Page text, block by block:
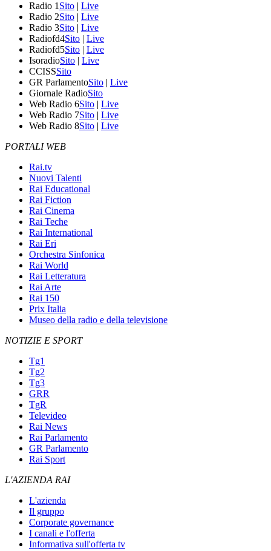
Radio 1 Sito | Live
Radio 2Sito | Live
Radio 3Sito | Live
Radiofd4Sito | Live
Radiofd5Sito | Live
IsoradioSito | Live
CCISSSito
GR ParlamentoSito | Live
Giornale RadioSito
Web Radio 6Sito | Live
Web Radio 7Sito | Live
Web Radio 8Sito | Live
PORTALI WEB
Rai.tv
Nuovi Talenti
Rai Educational
Rai Fiction
Rai Cinema
Rai Teche
Rai International
Rai Eri
Orchestra Sinfonica
Rai World
Rai Letteratura
Rai Arte
Rai 150
Prix Italia
Museo della radio e della televisione
NOTIZIE E SPORT
Tg1
Tg2
Tg3
GRR
TgR
Televideo
Rai News
Rai Parlamento
GR Parlamento
Rai Sport
L'AZIENDA RAI
L'azienda
Il gruppo
Corporate governance
I canali e l'offerta
Informativa sull'offerta tv